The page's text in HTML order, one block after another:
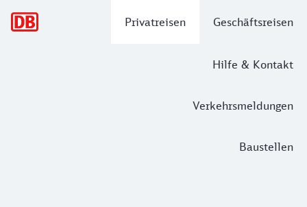
Privatreisen Geschäftsreisen
Hilfe & Kontakt
Verkehrsmeldungen
Baustellen